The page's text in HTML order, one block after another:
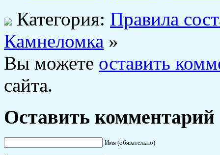
Категория: Правила
Камнеломка »
Вы можете оставить
сайта.
Оставить комментарий
Имя (обязательно)